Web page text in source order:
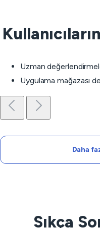
Uzman
Uygulama mağazası
Daha
Sıkça